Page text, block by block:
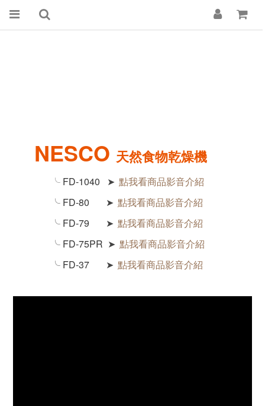
NESCO 天然食物乾燥機
╰ FD-1040 ➤ 點我看商品影音介紹
╰ FD-80 ➤ 點我看商品影音介紹
╰ FD-79 ➤ 點我看商品影音介紹
╰ FD-75PR ➤ 點我看商品影音介紹
╰ FD-37 ➤ 點我看商品影音介紹